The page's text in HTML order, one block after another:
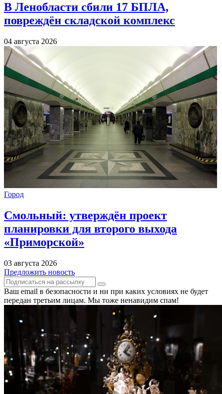
В Ленобласти сбили 17 БПЛА,
повреждён складской комплекс
04 августа 2026
Город
Смольный: утверждён проект
планировки для второго выхода
«Приморской»
03 августа 2026
Предложить новость
Ваш email в безопасности и ни при каких условиях не будет
передан третьим лицам. Мы тоже ненавидим спам!